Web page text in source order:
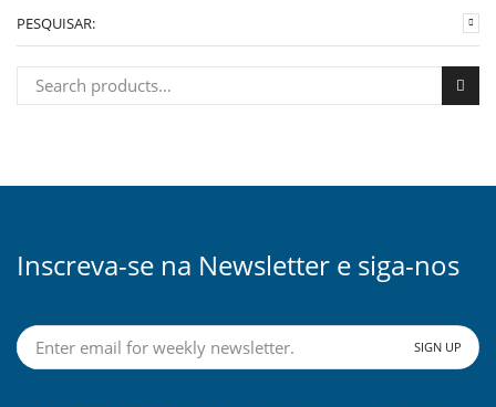
PESQUISAR:
Search for:
Inscreva-se na Newsletter e siga-nos